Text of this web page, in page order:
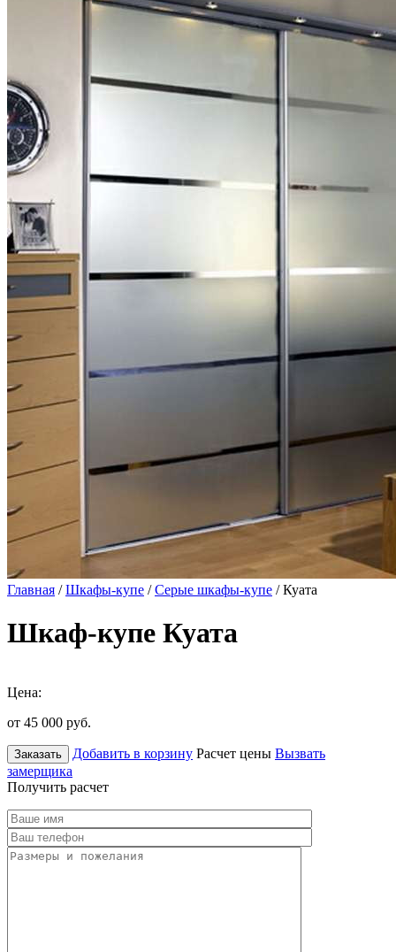
Главная /Шкафы-купе /Серые шкафы-купе / Куата
Шкаф-купе Куата
Цена:
от 45 000 руб.
Заказать Добавить в корзину Расчет цены Вызвать
замерщика
Получить расчет